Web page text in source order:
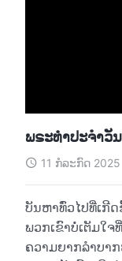
ພຣະທຳປະຈຳວັ
11 ກໍລະກົດ 2025
ບັນຫາທົ່ວໄປທີ່ເກີ
ພວກເຂົາບໍ່ເຕັມໃຈ
ຄວາມຍາກລຳບາ